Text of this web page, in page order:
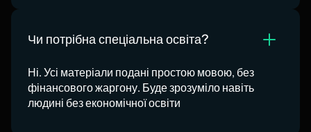
Чи потрібна спеціальна освіта?
Ні. Усі матеріали подані простою мовою, без
фінансового жаргону. Буде зрозуміло навіть
людині без економічної освіти